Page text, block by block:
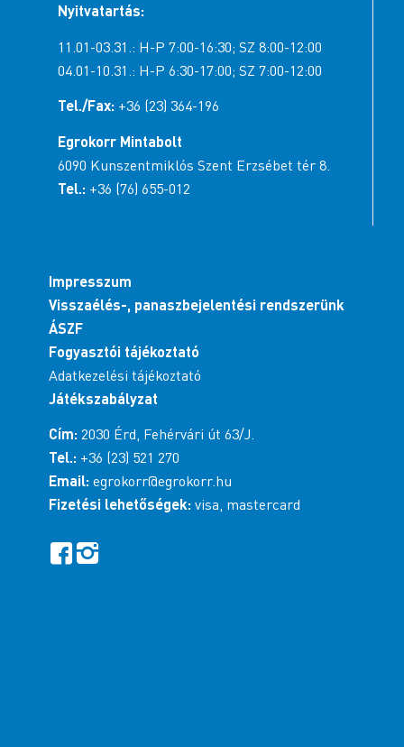
Nyitvatartás:
11.01-03.31.: H-P 7:00-16:30; SZ 8:00-12:00
04.01-10.31.: H-P 6:30-17:00; SZ 7:00-12:00
Tel./Fax: +36 (23) 364-196
Egrokorr Mintabolt
6090 Kunszentmiklós Szent Erzsébet tér 8.
Tel.: +36 (76) 655-012
Impresszum
Visszaélés-, panaszbejelentési rendszerünk
ÁSZF
Fogyasztói tájékoztató
Adatkezelési tájékoztató
Játékszabályzat
Cím: 2030 Érd, Fehérvári út 63/J.
Tel.: +36 (23) 521 270
Email: egrokorr@egrokorr.hu
Fizetési lehetőségek: visa, mastercard